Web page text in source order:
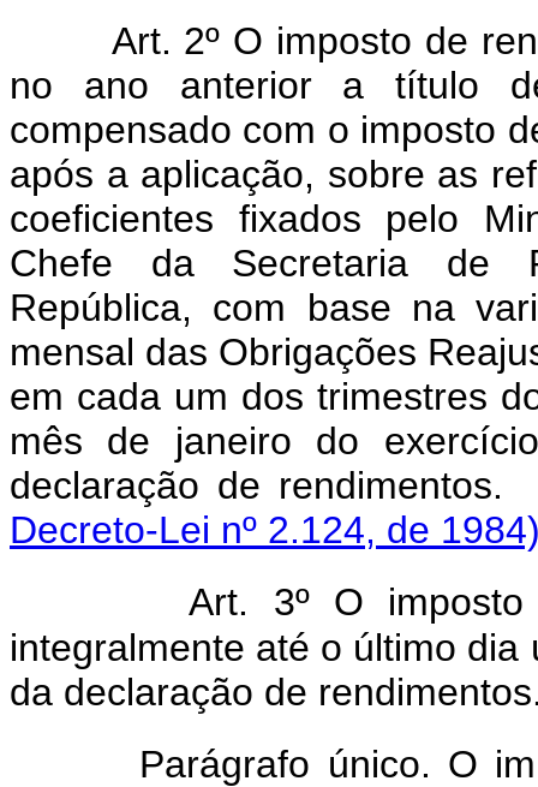
Art. 2º O imposto de
no ano anterior a título
compensado com o imposto
após a aplicação, sobre as
coeficientes fixados pelo
Chefe da Secretaria de
República, com base na
mensal das Obrigações
em cada um dos trimestres
mês de janeiro do
declaração de
Decreto-Lei nº 2.124, de
Art. 3º O
integralmente até o último
da declaração de
Parágrafo único. O